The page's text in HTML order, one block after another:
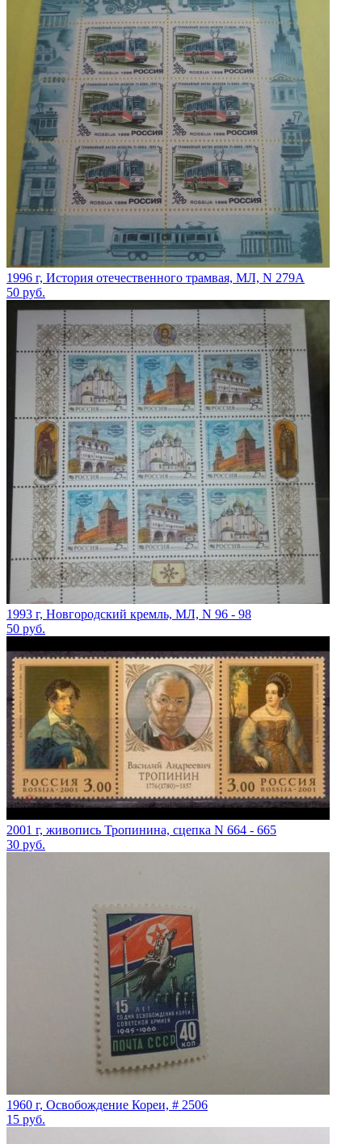
1996 г, История отечественного трамвая, МЛ, N 279A
50 руб.
1993 г, Новгородский кремль, МЛ, N 96 - 98
50 руб.
2001 г, живопись Тропинина, сцепка N 664 - 665
30 руб.
1960 г, Освобождение Кореи, # 2506
15 руб.